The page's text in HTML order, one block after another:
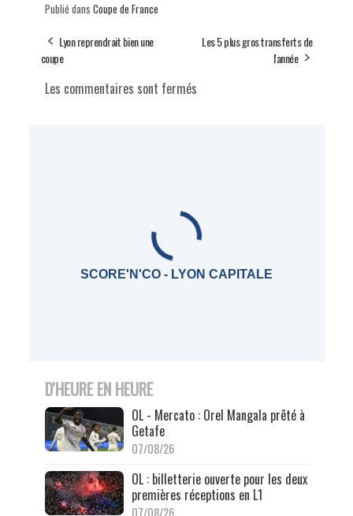
Publié dans Coupe de France
Lyon reprendrait bien une
coupe
Les 5 plus gros transferts de
l'année
Les commentaires sont fermés
SCORE'N'CO - LYON CAPITALE
D'HEURE EN HEURE
OL - Mercato : Orel Mangala prêté à
Getafe
07/08/26
OL : billetterie ouverte pour les deux
premières réceptions en L1
07/08/26